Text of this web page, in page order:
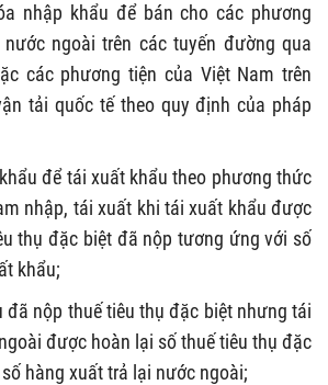
nhập khẩu để bán cho các phương
ngoài trên các tuyến đường qua
các phương tiện của Việt Nam trên
tải quốc tế theo quy định của pháp
để tái xuất khẩu theo phương thức
nhập, tái xuất khi tái xuất khẩu được
thụ đặc biệt đã nộp tương ứng với số
khẩu;
đã nộp thuế tiêu thụ đặc biệt nhưng tái
được hoàn lại số thuế tiêu thụ đặc
hàng xuất trả lại nước ngoài;